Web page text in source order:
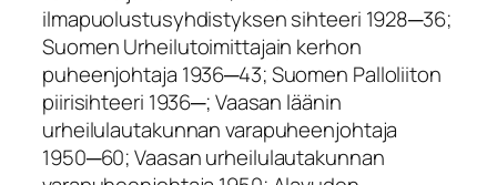
ilmapuolustusyhdistyksen sihteeri 1928─36;
Suomen Urheilutoimittajain kerhon
puheenjohtaja 1936─43; Suomen Palloliiton
piirisihteeri 1936─; Vaasan läänin
urheilulautakunnan varapuheenjohtaja
1950─60; Vaasan urheilulautakunnan